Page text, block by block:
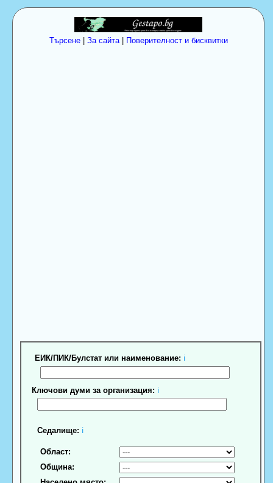
Търсене| За сайта| Поверителност и бисквитки
ЕИК/ПИК/Булстат или наименование: ℹ
Ключови думи за организация: ℹ
Седалище: ℹ
Област:
Община: